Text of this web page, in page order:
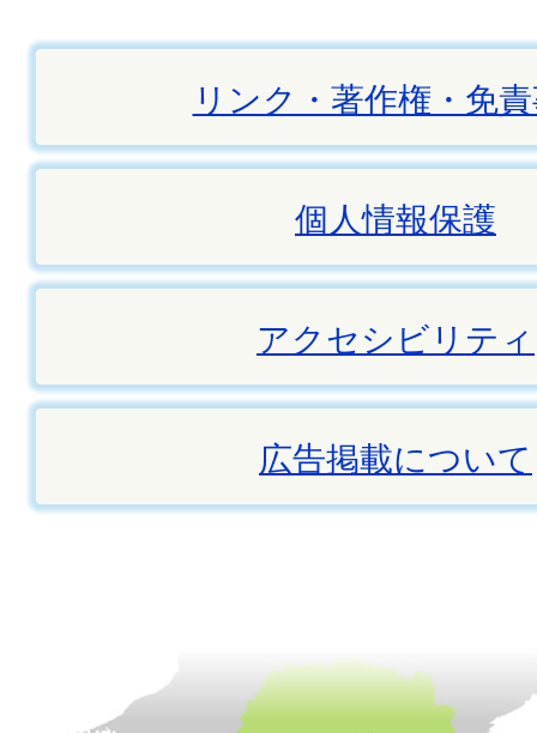
リンク・著作権・免
個人情報保護
アクセシビリティ
広告掲載について